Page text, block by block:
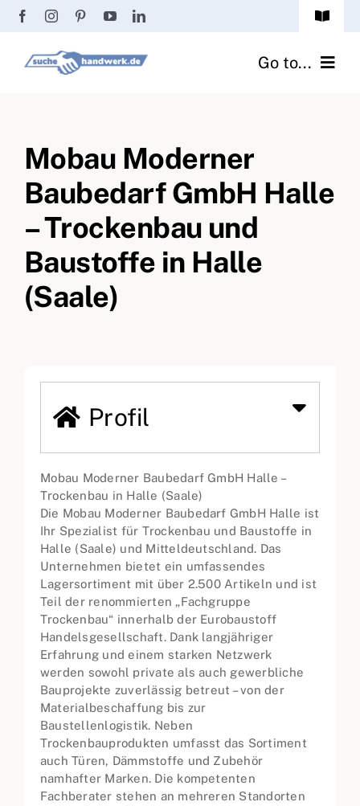
Zum
springen
Toggle
Passwort vergessen? Go to...
Fliesenrechner
Handwerker Ratgeber
Wir über uns
Mobau Moderner
Baubedarf GmbH Halle
– Trockenbau und
Baustoffe in Halle
(Saale)
Profil
Mobau Moderner Baubedarf GmbH Halle –
Trockenbau in Halle (Saale)
Die Mobau Moderner Baubedarf GmbH Halle ist
Ihr Spezialist für Trockenbau und Baustoffe in
Halle (Saale) und Mitteldeutschland. Das
Unternehmen bietet ein umfassendes
Lagersortiment mit über 2.500 Artikeln und ist
Teil der renommierten „Fachgruppe
Trockenbau“ innerhalb der Eurobaustoff
Handelsgesellschaft. Dank langjähriger
Erfahrung und einem starken Netzwerk
werden sowohl private als auch gewerbliche
Bauprojekte zuverlässig betreut – von der
Materialbeschaffung bis zur
Baustellenlogistik. Neben
Trockenbauprodukten umfasst das Sortiment
auch Türen, Dämmstoffe und Zubehör
namhafter Marken. Die kompetenten
Fachberater stehen an mehreren Standorten